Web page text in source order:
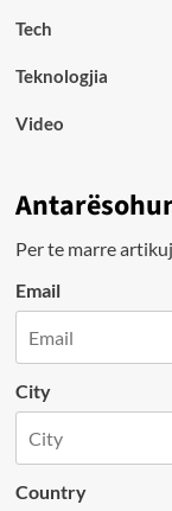
Tech
Teknologjia
Video
Per te marre
Email
City
Country